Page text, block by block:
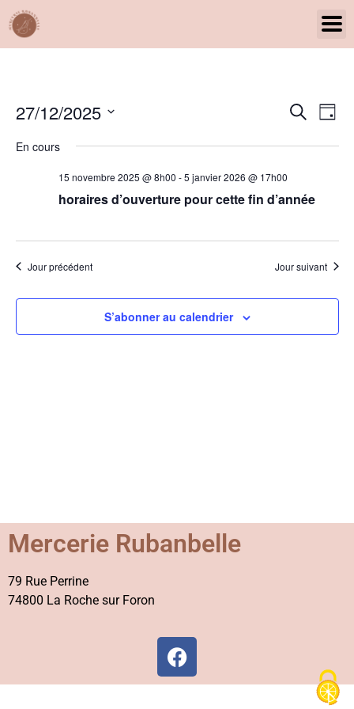
et
de
vues
Recherche
Jour
27/12/2025
une
date.
En cours
15 novembre 2025 @ 8h00 -5 janvier 2026 @ 17h00
horaires d’ouverture pour cette fin d’année
Jour précédent Jour suivant
S’abonner au calendrier
Mercerie Rubanbelle
79 Rue Perrine
74800 La Roche sur Foron
Panneau de gestion des cookies